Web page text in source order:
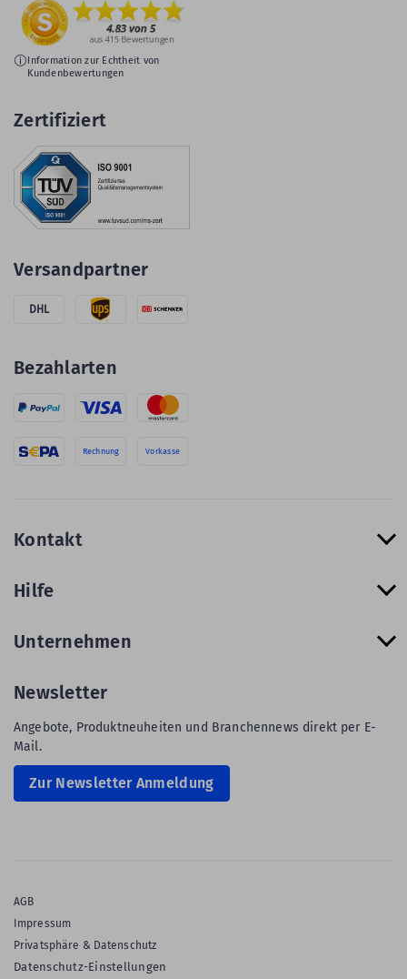
Information zur Echtheit von
Kundenbewertungen
Zertifiziert
Versandpartner
DHL
Bezahlarten
Rechnung Vorkasse
Kontakt
Hilfe
Unternehmen
Newsletter
Angebote, Produktneuheiten und Branchennews direkt per E-
Mail.
Zur Newsletter Anmeldung
AGB
Impressum
Privatsphäre & Datenschutz
Datenschutz-Einstellungen